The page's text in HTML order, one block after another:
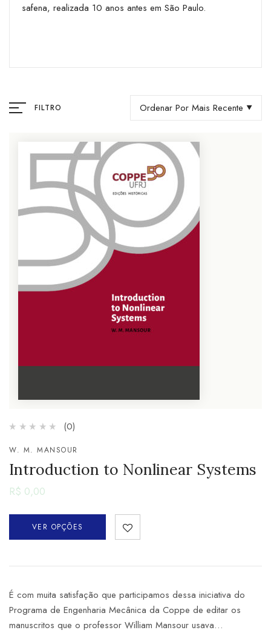
safena, realizada 10 anos antes em São Paulo.
FILTRO Ordenar Por Mais Recente
(0)
W. M. MANSOUR
Introduction to Nonlinear Systems
R$ 0,00
VER OPÇÕES
É com muita satisfação que participamos dessa iniciativa do
Programa de Engenharia Mecânica da Coppe de editar os
manuscritos que o professor William Mansour usava…